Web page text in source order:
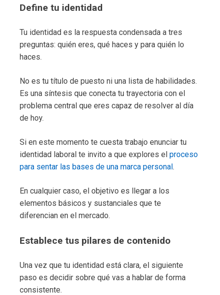
Define tu identidad
Tu identidad es la respuesta condensada a tres
preguntas: quién eres, qué haces y para quién lo
haces.
No es tu título de puesto ni una lista de habilidades.
Es una síntesis que conecta tu trayectoria con el
problema central que eres capaz de resolver al día
de hoy.
Si en este momento te cuesta trabajo enunciar tu
identidad laboral te invito a que explores el proceso
para sentar las bases de una marca personal .
En cualquier caso, el objetivo es llegar a los
elementos básicos y sustanciales que te
diferencian en el mercado.
Establece tus pilares de contenido
Una vez que tu identidad está clara, el siguiente
paso es decidir sobre qué vas a hablar de forma
consistente.